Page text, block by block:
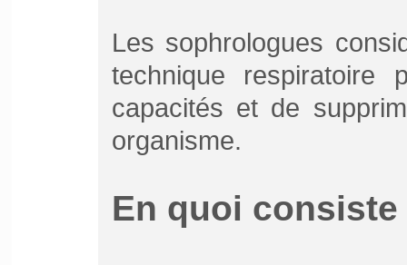
Les sophrologues
technique respiratoire
capacités et de
organisme.
En quoi